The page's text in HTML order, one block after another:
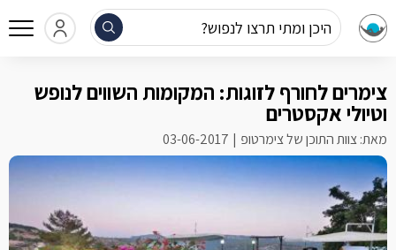
היכן ומתי תרצו לנפוש?
צימרים לחורף לזוגות: המקומות השווים לנופש
וטיולי אקסטרים
מאת: צוות התוכן של צימרטופ 03-06-2017